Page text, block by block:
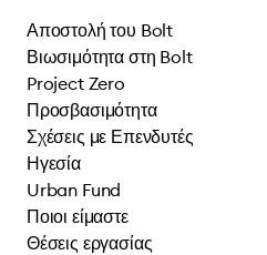
Αποστολή του Bolt
Βιωσιμότητα στη Bolt
Project Zero
Προσβασιμότητα
Σχέσεις με Επενδυτές
Ηγεσία
Urban Fund
Ποιοι είμαστε
Θέσεις εργασίας